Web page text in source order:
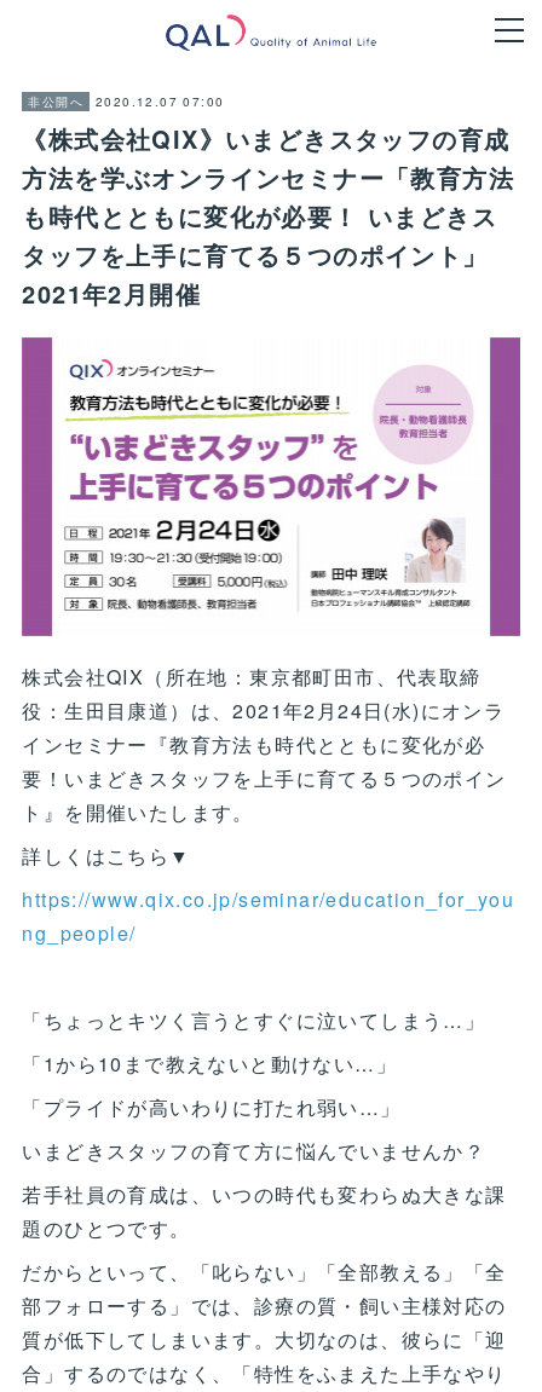
非公開へ 2020.12.07 07:00
《株式会社QIX》いまどきスタッフの育成
方法を学ぶオンラインセミナー「教育方法
も時代とともに変化が必要！ いまどきス
タッフを上手に育てる５つのポイント」
2021年2月開催
株式会社QIX（所在地：東京都町田市、代表取締
役：生田目康道）は、2021年2月24日(水)にオンラ
インセミナー『教育方法も時代とともに変化が必
要！いまどきスタッフを上手に育てる５つのポイン
ト』を開催いたします。
詳しくはこちら▼
https://www.qix.co.jp/seminar/education_for_you
ng_people/
「ちょっとキツく言うとすぐに泣いてしまう…」
「1から10まで教えないと動けない…」
「プライドが高いわりに打たれ弱い…」
いまどきスタッフの育て方に悩んでいませんか？
若手社員の育成は、いつの時代も変わらぬ大きな課
題のひとつです。
だからといって、「叱らない」「全部教える」「全
部フォローする」では、診療の質・飼い主様対応の
質が低下してしまいます。大切なのは、彼らに「迎
合」するのではなく、「特性をふまえた上手なやり